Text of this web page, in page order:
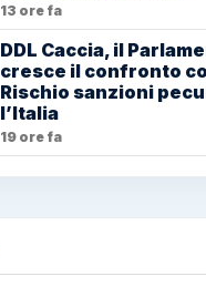
13 ore fa
DDL Caccia, il
cresce il confronto
Rischio sanzioni
l’Italia
19 ore fa